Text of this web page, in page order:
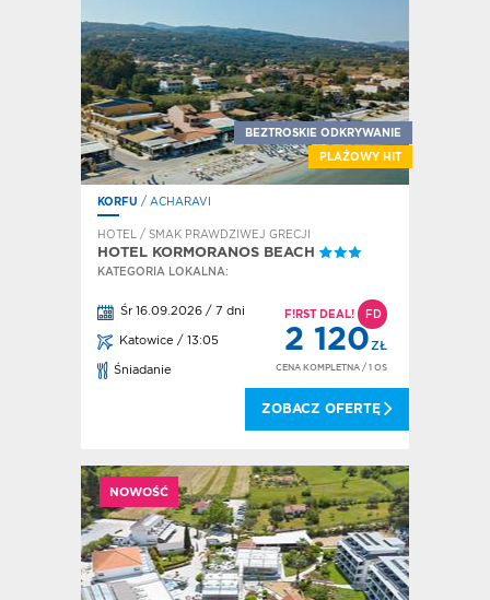
BEZTROSKIE ODKRYWANIE
PLAŻOWY HIT
KORFU / ACHARAVI
HOTEL / SMAK PRAWDZIWEJ GRECJI
HOTEL KORMORANOS BEACH
KATEGORIA LOKALNA:
Śr 16.09.2026 / 7 dni
Katowice / 13:05
Śniadanie
F!RST DEAL! FD
2 120ZŁ
CENA KOMPLETNA / 1 OS
ZOBACZ OFERTĘ
NOWOŚĆ